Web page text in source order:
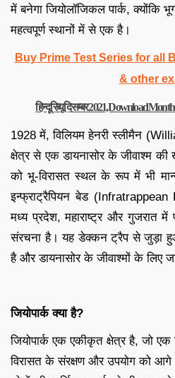
में बनेगा जियोलॉजिकल पार्क, क्योंकि
महत्वपूर्ण स्थानों में से एक है।
Buy Prime Test Series for all
& other
हिन्दू रिव्यू दिसम्बर 2021, Download
1928 में, विलियम हेनरी स्लीमैन
क्षेत्र से एक डायनासोर के जीवाश्म
को भू-विरासत स्थल के रूप में भी
इन्फ्राट्रैपियन बेड
मध्य प्रदेश, महाराष्ट्र और गुजरात में
संरचना है। यह डेक्कन ट्रैप से जुड़ा
है और डायनासोर के जीवाश्मों के लिए
जियोपार्क क्या है?
जियोपार्क एक एकीकृत क्षेत्र है, जो एक
विरासत के संरक्षण और उपयोग को आगे